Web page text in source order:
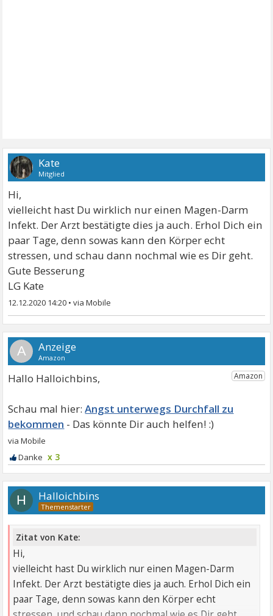
Kate
Mitglied
Hi,
vielleicht hast Du wirklich nur einen Magen-Darm
Infekt. Der Arzt bestätigte dies ja auch. Erhol Dich ein
paar Tage, denn sowas kann den Körper echt
stressen, und schau dann nochmal wie es Dir geht.
Gute Besserung
LG Kate
12.12.2020 14:20 •
A
Hallo Halloichbins,
Angst unterwegs Durchfall zu
bekommen
x 3
H Halloichbins
Zitat von Kate:
Hi,
vielleicht hast Du wirklich nur einen Magen-Darm
Infekt. Der Arzt bestätigte dies ja auch. Erhol Dich ein
paar Tage, denn sowas kann den Körper echt